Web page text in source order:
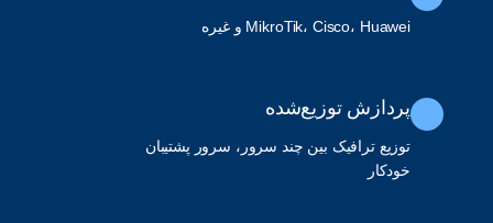
MikroTik، Cisco، Huawei و غیره
پردازش توزیع‌شده
توزیع ترافیک بین چند سرور، سرور پشتیبان
خودکار